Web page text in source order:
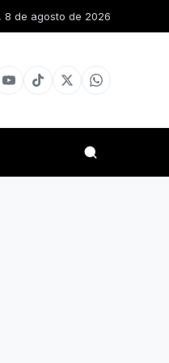
Centroamericanos
8 de agosto de 2026